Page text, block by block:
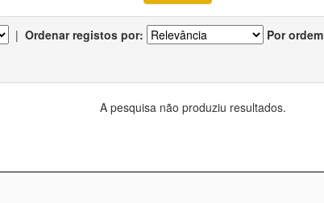
| Ordenar registos por: Por ordem
A pesquisa não produziu resultados.